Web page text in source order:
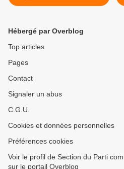
mobilisés pour gagner
exécutif national du PCF
Hébergé par Overblog
Top articles
Pages
Contact
Signaler un abus
C.G.U.
Cookies et données personnelles
Préférences cookies
Voir le profil de Section du Parti
sur le portail Overblog